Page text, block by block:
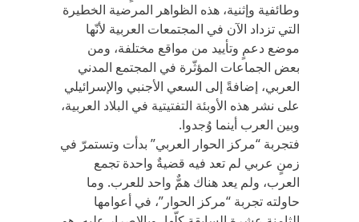
وطائفية وإثنية، هذه الظواهر المرضية الخطيرة
التي تزداد الآن في المجتمعات العربية لأنّها
موضع دعمٍ وتأييد من مواقع مختلفة، ومن
بعض الجماعات المؤثّرة في المجتمع المدني
العربي، إضافةً إلى السعي الأجنبي والإسرائيلي
على نشر هذه الأوبئة التفتيتية في البلاد العربية،
وبين العرب أينما وُجدوا.
فتجربة “مركز الحوار العربي” بدأت وتستمرّ في
زمنٍ عربي لم تعد فيه قضيةٌ واحدة تجمع
العرب، ولم يعد هناك همٌّ واحد للعرب. وما
حاولته تجربة “مركز الحوار”، في أعوامها